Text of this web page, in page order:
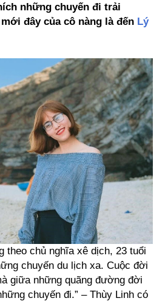
những chuyến đi trải
đây của cô nàng là đến Lý
theo chủ nghĩa xê dịch, 23 tuổi
chuyến du lịch xa. Cuộc đời
giữa những quãng đường đời
chuyến đi.” – Thùy Linh có